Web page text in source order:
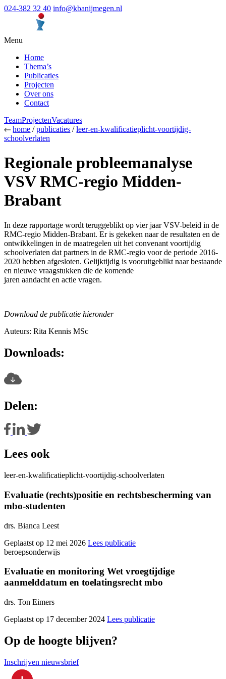
024-382 32 40 info@kbanijmegen.nl
Menu
Home
Thema’s
Publicaties
Projecten
Over ons
Contact
TeamProjectenVacatures
home /publicaties /leer-en-kwalificatieplicht-voortijdig-
schoolverlaten
Regionale probleemanalyse
VSV RMC-regio Midden-
Brabant
In deze rapportage wordt teruggeblikt op vier jaar VSV-beleid in de
RMC-regio Midden-Brabant. Er is gekeken naar de resultaten en de
ontwikkelingen in de maatregelen uit het convenant voortijdig
schoolverlaten dat partners in de RMC-regio voor de periode 2016-
2020 hebben afgesloten. Gelijktijdig is vooruitgeblikt naar bestaande
en nieuwe vraagstukken die de komende
jaren aandacht en actie vragen.
Download de publicatie hieronder
Auteurs: Rita Kennis MSc
Downloads:
Delen:
Lees ook
leer-en-kwalificatieplicht-voortijdig-schoolverlaten
Evaluatie (rechts)positie en rechtsbescherming van
mbo-studenten
drs. Bianca Leest
Geplaatst op 12 mei 2026 Lees publicatie
beroepsonderwijs
Evaluatie en monitoring Wet vroegtijdige
aanmelddatum en toelatingsrecht mbo
drs. Ton Eimers
Geplaatst op 17 december 2024 Lees publicatie
Op de hoogte blijven?
Inschrijven nieuwsbrief